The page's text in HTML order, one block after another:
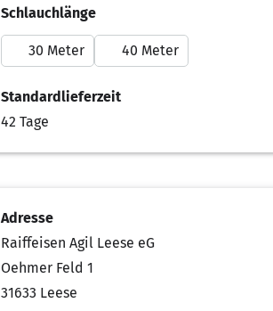
Schlauchlänge
30 Meter 40 Meter
Standardlieferzeit
42 Tage
Adresse
Raiffeisen Agil Leese eG
Oehmer Feld 1
31633 Leese